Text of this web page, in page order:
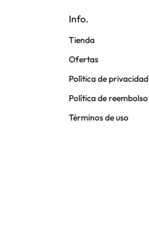
Info.
Tienda
Ofertas
Política de privacidad
Política de reembolso
Términos de uso